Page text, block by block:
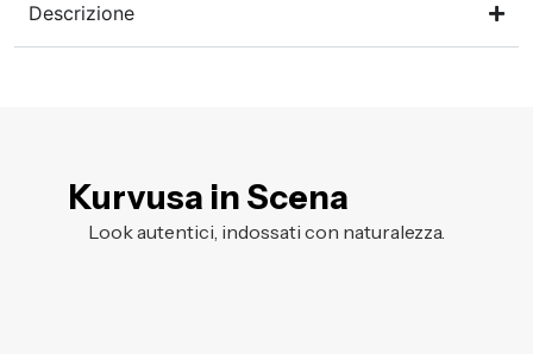
Descrizione
Kurvusa in Scena
Look autentici, indossati con naturalezza.